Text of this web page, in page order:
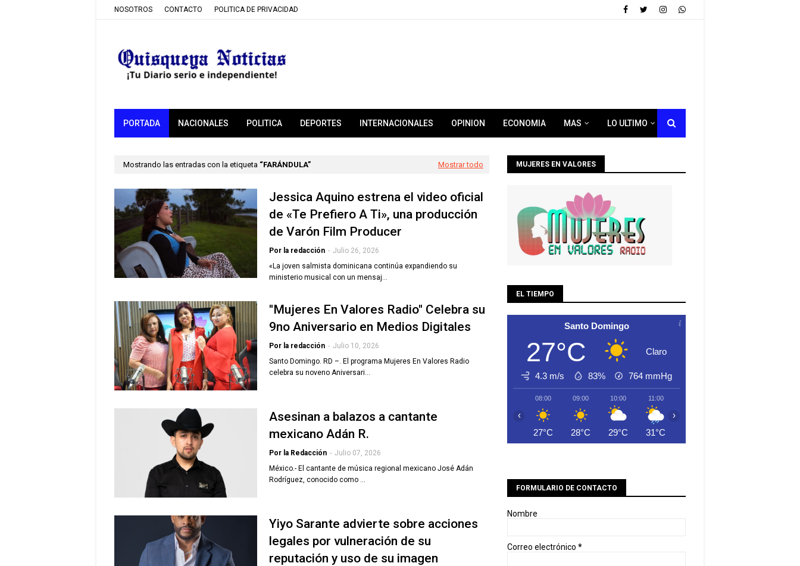
NOSOTROS CONTACTO POLITICA DE PRIVACIDAD
PORTADA NACIONALES POLITICA DEPORTES INTERNACIONALES OPINION ECONOMIA MAS LO ULTIMO
Mostrando las entradas con la etiqueta FARÁNDULA Mostrar todo
Jessica Aquino estrena el video oficial
de «Te Prefiero A Ti», una producción
de Varón Film Producer
Por la redacción - Julio 26, 2026
«La joven salmista dominicana continúa expandiendo su
ministerio musical con un mensaj…
''Mujeres En Valores Radio'' Celebra su
9no Aniversario en Medios Digitales
Por la redacción - Julio 10, 2026
Santo Domingo. RD –. El programa Mujeres En Valores Radio
celebra su noveno Aniversari…
Asesinan a balazos a cantante
mexicano Adán R.
Por la Redacción - Julio 07, 2026
México.- El cantante de música regional mexicano José Adán
Rodríguez, conocido como …
Yiyo Sarante advierte sobre acciones
legales por vulneración de su
reputación y uso de su imagen
MUJERES EN VALORES
EL TIEMPO
Santo Domingo
27°C Claro
4.3 m/s 83% 764 mmHg
08:00
27°C
09:00
28°C
10:00
29°C
11:00
31°C
‹ ›
FORMULARIO DE CONTACTO
Nombre
Correo electrónico *